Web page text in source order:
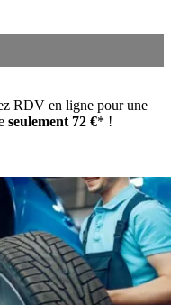
RDV en ligne pour une
seulement 72 €* !